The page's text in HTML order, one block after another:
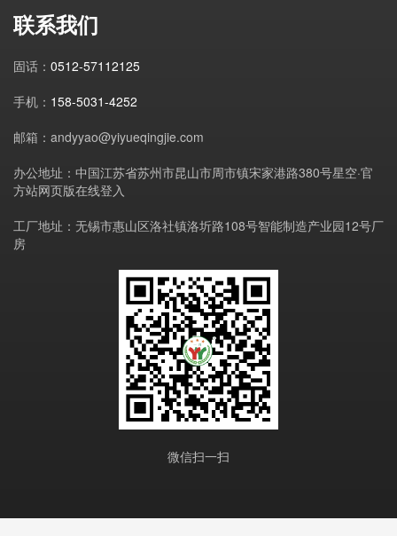
联系我们
固话： 0512-57112125
手机： 158-5031-4252
邮箱：andyyao@yiyueqingjie.com
办公地址：中国江苏省苏州市昆山市周市镇宋家港路380号星空·官
方站网页版在线登入
工厂地址：无锡市惠山区洛社镇洛圻路108号智能制造产业园12号厂
房
微信扫一扫